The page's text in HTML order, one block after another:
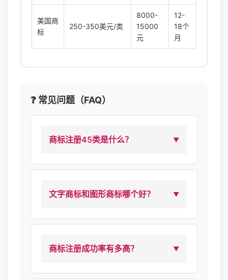
美国商
标
250-350美元/类
8000-
15000
元
12-
18个
月
❓ 常见问题（FAQ）
商标注册45类是什么？
文字商标和图形商标哪个好？
商标注册成功率有多高？